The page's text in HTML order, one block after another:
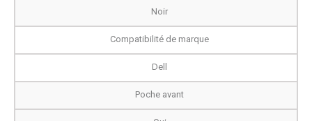
Noir
Compatibilité de marque
Dell
Poche avant